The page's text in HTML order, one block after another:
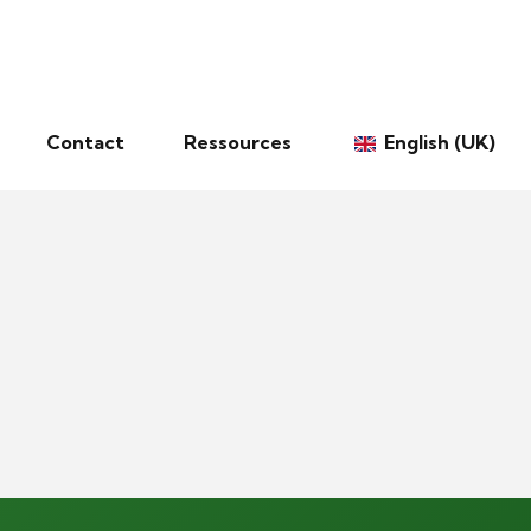
Contact Ressources English (UK)